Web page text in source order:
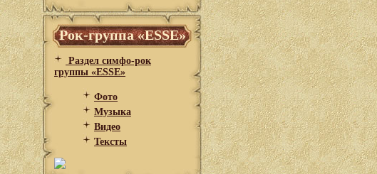
Рок-группа «ESSE»
Раздел симфо-рок
группы «ESSE»
Фото
Музыка
Видео
Тексты